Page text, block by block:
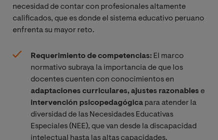
necesidad de contar con profesionales altamente
calificados, que es donde el sistema educativo peruano
enfrenta su mayor reto.
Requerimiento de competencias: El marco
normativo subraya la importancia de que los
docentes cuenten con conocimientos en
adaptaciones curriculares, ajustes razonables e
intervención psicopedagógica para atender la
diversidad de las Necesidades Educativas
Especiales (NEE), que van desde la discapacidad
intelectual hasta las altas capacidades.